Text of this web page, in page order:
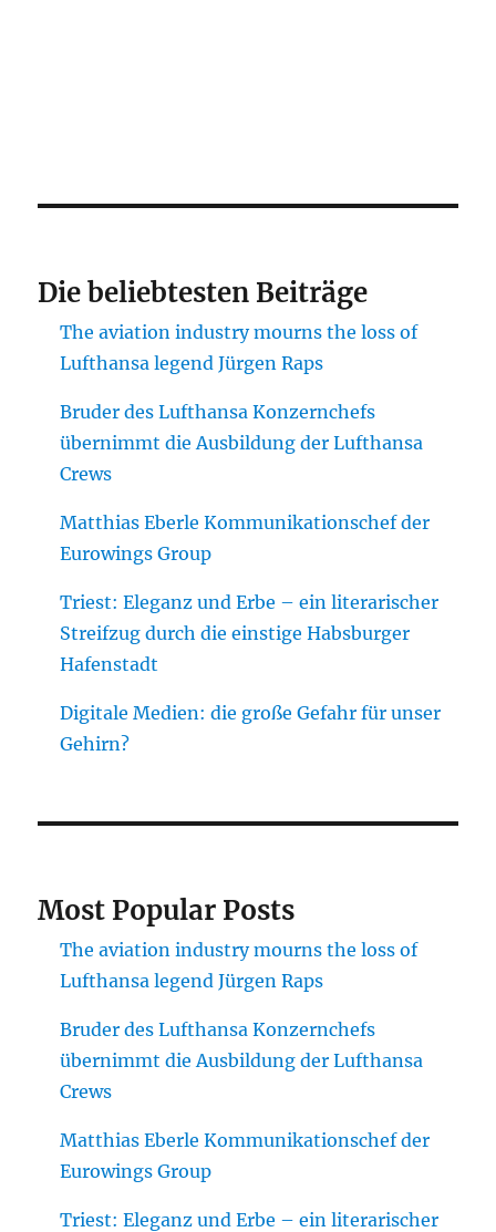
Die beliebtesten Beiträge
The aviation industry mourns the loss of
Lufthansa legend Jürgen Raps
Bruder des Lufthansa Konzernchefs
übernimmt die Ausbildung der Lufthansa
Crews
Matthias Eberle Kommunikationschef der
Eurowings Group
Triest: Eleganz und Erbe – ein literarischer
Streifzug durch die einstige Habsburger
Hafenstadt
Digitale Medien: die große Gefahr für unser
Gehirn?
Most Popular Posts
The aviation industry mourns the loss of
Lufthansa legend Jürgen Raps
Bruder des Lufthansa Konzernchefs
übernimmt die Ausbildung der Lufthansa
Crews
Matthias Eberle Kommunikationschef der
Eurowings Group
Triest: Eleganz und Erbe – ein literarischer